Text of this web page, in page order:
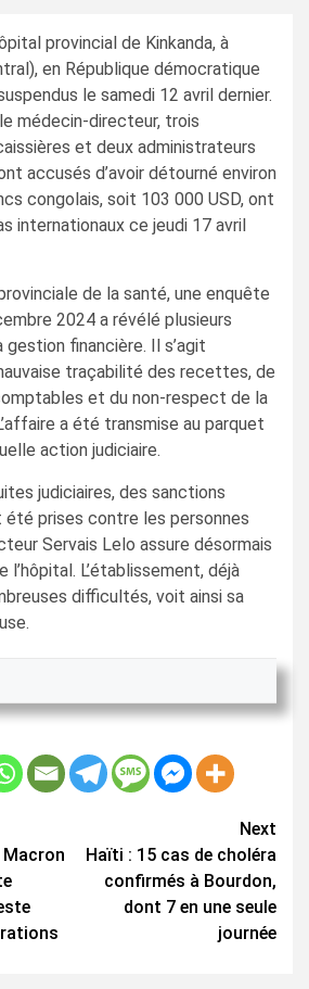
provincial de Kinkanda, à
en République démocratique
le samedi 12 avril dernier.
médecin-directeur, trois
et deux administrateurs
accusés d’avoir détourné environ
congolais, soit 103 000 USD, ont
internationaux ce jeudi 17 avril
de la santé, une enquête
2024 a révélé plusieurs
financière. Il s’agit
traçabilité des recettes, de
et du non-respect de la
a été transmise au parquet
action judiciaire.
judiciaires, des sanctions
prises contre les personnes
Servais Lelo assure désormais
l’hôpital. L’établissement, déjà
difficultés, voit ainsi sa
Macron
Next
Haïti : 15 cas de choléra
confirmés à Bourdon,
dont 7 en une seule
journée